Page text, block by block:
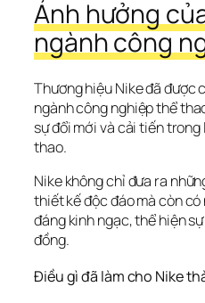
Ảnh hưởng
ngành công
Thương hiệu Nike đã được
ngành công nghiệp thể
sự đổi mới và cải tiến
thao.
Nike không chỉ đưa ra
thiết kế độc đáo mà còn
đáng kinh ngạc, thể hiện
đồng.
Điều gì đã làm cho Nike